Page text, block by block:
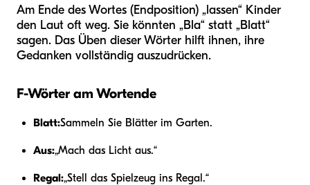
Am Ende des Wortes (Endposition) „lassen“ Kinder
den Laut oft weg. Sie könnten „Bla“ statt „Blatt“
sagen. Das Üben dieser Wörter hilft ihnen, ihre
Gedanken vollständig auszudrücken.
F-Wörter am Wortende
Blatt:Sammeln Sie Blätter im Garten.
Aus:„Mach das Licht aus.“
Regal:„Stell das Spielzeug ins Regal.“